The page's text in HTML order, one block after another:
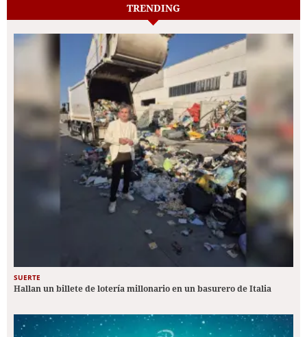
TRENDING
SUERTE
Hallan un billete de lotería millonario en un basurero de Italia